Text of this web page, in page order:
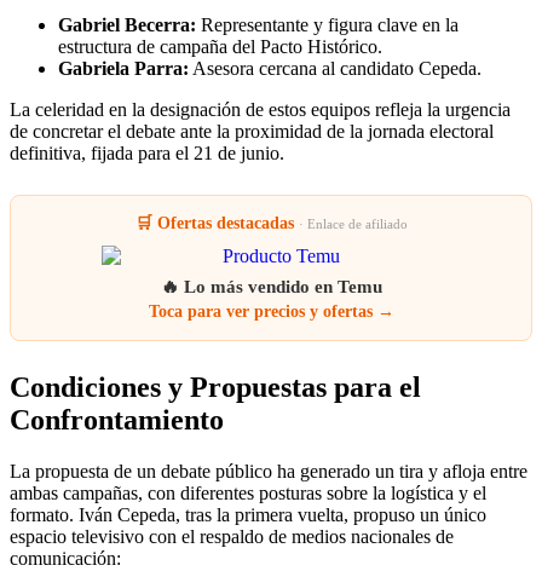
Gabriel Becerra: Representante y figura clave en la
estructura de campaña del Pacto Histórico.
Gabriela Parra: Asesora cercana al candidato Cepeda.
La celeridad en la designación de estos equipos refleja la urgencia
de concretar el debate ante la proximidad de la jornada electoral
definitiva, fijada para el 21 de junio.
🛒 Ofertas destacadas · Enlace de afiliado
🔥 Lo más vendido en Temu
Toca para ver precios y ofertas →
Condiciones y Propuestas para el
Confrontamiento
La propuesta de un debate público ha generado un tira y afloja entre
ambas campañas, con diferentes posturas sobre la logística y el
formato. Iván Cepeda, tras la primera vuelta, propuso un único
espacio televisivo con el respaldo de medios nacionales de
comunicación: